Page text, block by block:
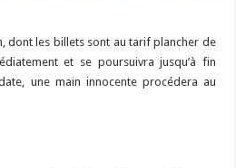
dont les billets sont au tarif plancher de
et se poursuivra jusqu’à fin
une main innocente procédera au